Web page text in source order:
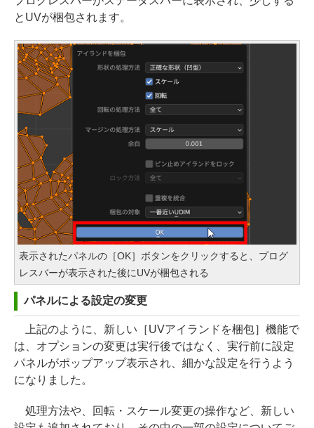
とUVが梱包されます。
表示されたパネルの［OK］ボタンをクリックすると、プログ
レスバーが表示された後にUVが梱包される
パネルによる設定の変更
上記のように、新しい［UVアイランドを梱包］機能で
は、オプションの変更は実行後ではなく、実行前に設定
パネルがポップアップ表示され、細かな設定を行うよう
になりました。
処理方法や、回転・スケール変更の操作など、新しい